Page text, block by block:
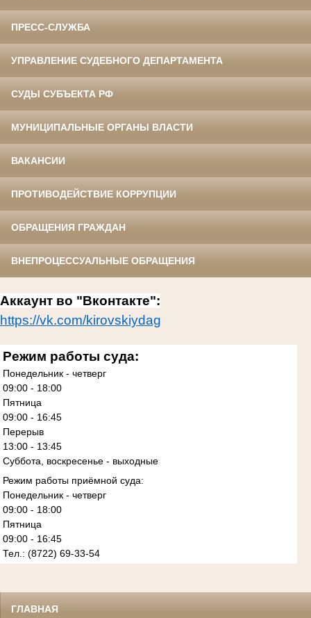
ПРЕСС-СЛУЖБА
УПРАВЛЕНИЕ СУДЕБНОГО ДЕПАРТАМЕНТА
СУДЫ СУБЪЕКТА РФ
МУНИЦИПАЛЬНЫЕ ОРГАНЫ ВЛАСТИ
ВАКАНСИИ
ПРОТИВОДЕЙСТВИЕ КОРРУПЦИИ
ОБРАЩЕНИЯ ГРАЖДАН
ВНЕПРОЦЕССУАЛЬНЫЕ ОБРАЩЕНИЯ
Аккаунт во "Вконтакте":
https://vk.com/kirovskiydag
Режим работы суда:
Понедельник - четверг
09:00 - 18:00
Пятница
09:00 - 16:45
Перерыв
13:00 - 13:45
Суббота, воскресенье - выходные
Режим работы приёмной суда:
Понедельник - четверг
09:00 - 18:00
Пятница
09:00 - 16:45
Тел.: (8722) 69-33-54
ГЛАВНАЯ